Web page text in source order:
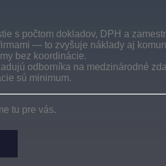
s počtom dokladov, DPH a
— to zvyšuje náklady aj
bez koordinácie.
odborníka na medzinárodné
sú minimum.
tu pre vás.